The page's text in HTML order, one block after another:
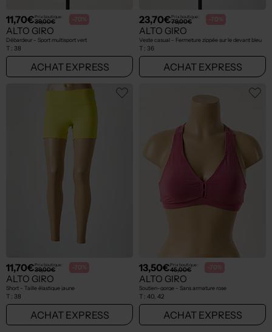
11,70€Prix boutique :
39,00€ -70%
ALTO GIRO
Débardeur - Sport multisport vert
T : 38
ACHAT EXPRESS
23,70€Prix boutique :
79,00€ -70%
ALTO GIRO
Veste casual - Fermeture zippée sur le devant bleu
T : 36
ACHAT EXPRESS
11,70€Prix boutique :
39,00€ -70%
ALTO GIRO
Short - Taille élastique jaune
T : 38
ACHAT EXPRESS
13,50€Prix boutique :
45,00€ -70%
ALTO GIRO
Soutien-gorge - Sans armature rose
T : 40, 42
ACHAT EXPRESS